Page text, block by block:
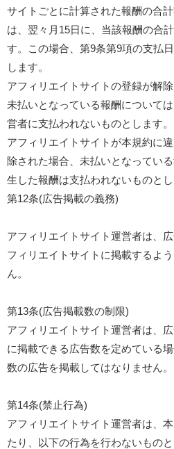
サイトごとに計算された報酬の合
は、翌々月15日に、当該報酬の合
す。この場合、第9条第9項の支払
します。
アフィリエイトサイトの登録が解
未払いとなっている報酬について
営者に支払われないものとします。
アフィリエイトサイトが本規約に
除された場合、未払いとなってい
生した報酬は支払われないものとし
第12条(広告掲載の義務)
アフィリエイトサイト運営者は、
フィリエイトサイトに掲載するよ
ん。
第13条(広告掲載数の制限)
アフィリエイトサイト運営者は、
に掲載できる広告数を定めている
数の広告を掲載してはなりません。
第14条(禁止行為)
アフィリエイトサイト運営者は、
たり、以下の行為を行わないもの